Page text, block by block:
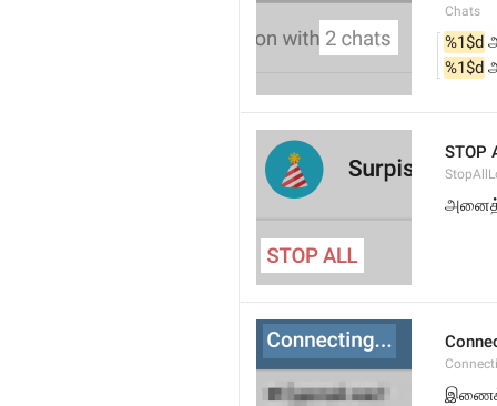
Chats
%1$d
%1$d
STOP